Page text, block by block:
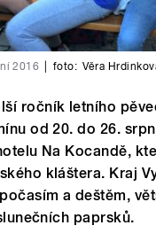
2016 foto: Věra
ročník letního
od 20. do 26.
Na Kocandě,
kláštera. Kraj
a deštěm,
paprsků.